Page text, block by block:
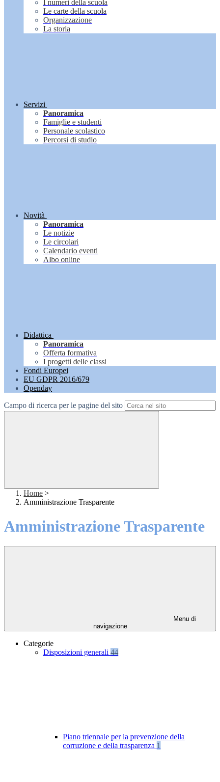
I numeri della scuola
Le carte della scuola
Organizzazione
La storia
Servizi
Panoramica
Famiglie e studenti
Personale scolastico
Percorsi di studio
Novità
Panoramica
Le notizie
Le circolari
Calendario eventi
Albo online
Didattica
Panoramica
Offerta formativa
I progetti delle classi
Fondi Europei
EU GDPR 2016/679
Openday
Campo di ricerca per le pagine del sito
Home >
Amministrazione Trasparente
Amministrazione Trasparente
Menu di
navigazione
Categorie
Disposizioni generali 44
Piano triennale per la prevenzione della
corruzione e della trasparenza 1